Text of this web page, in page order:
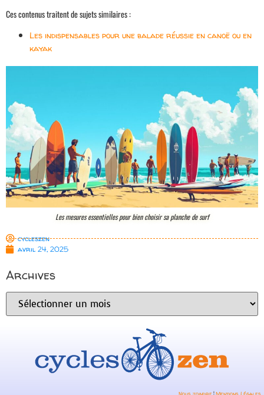
Ces contenus traitent de sujets similaires :
Les indispensables pour une balade réussie en canoë ou en
kayak
Les mesures essentielles pour bien choisir sa planche de surf
cycleszen
avril 24, 2025
Archives
¦